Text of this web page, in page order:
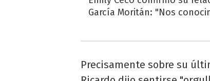
García Moritán: "Nos
Precisamente sobre su